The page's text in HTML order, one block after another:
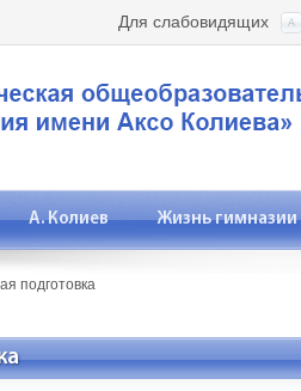
Для слабовидящих
А. Колиев Жизнь гимназии
подготовка